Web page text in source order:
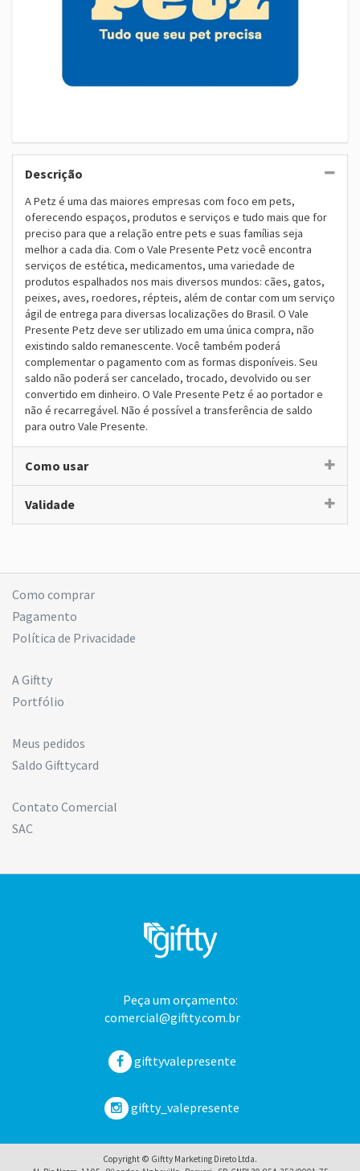
Descrição
A Petz é uma das maiores empresas com foco em pets,
oferecendo espaços, produtos e serviços e tudo mais que for
preciso para que a relação entre pets e suas famílias seja
melhor a cada dia. Com o Vale Presente Petz você encontra
serviços de estética, medicamentos, uma variedade de
produtos espalhados nos mais diversos mundos: cães, gatos,
peixes, aves, roedores, répteis, além de contar com um serviço
ágil de entrega para diversas localizações do Brasil. O Vale
Presente Petz deve ser utilizado em uma única compra, não
existindo saldo remanescente. Você também poderá
complementar o pagamento com as formas disponíveis. Seu
saldo não poderá ser cancelado, trocado, devolvido ou ser
convertido em dinheiro. O Vale Presente Petz é ao portador e
não é recarregável. Não é possível a transferência de saldo
para outro Vale Presente.
Como usar
Validade
Como comprar
Pagamento
Política de Privacidade
A Giftty
Portfólio
Meus pedidos
Saldo Gifttycard
Contato Comercial
SAC
Peça um orçamento:
comercial@giftty.com.br
gifttyvalepresente
giftty_valepresente
Copyright © Giftty Marketing Direto Ltda.